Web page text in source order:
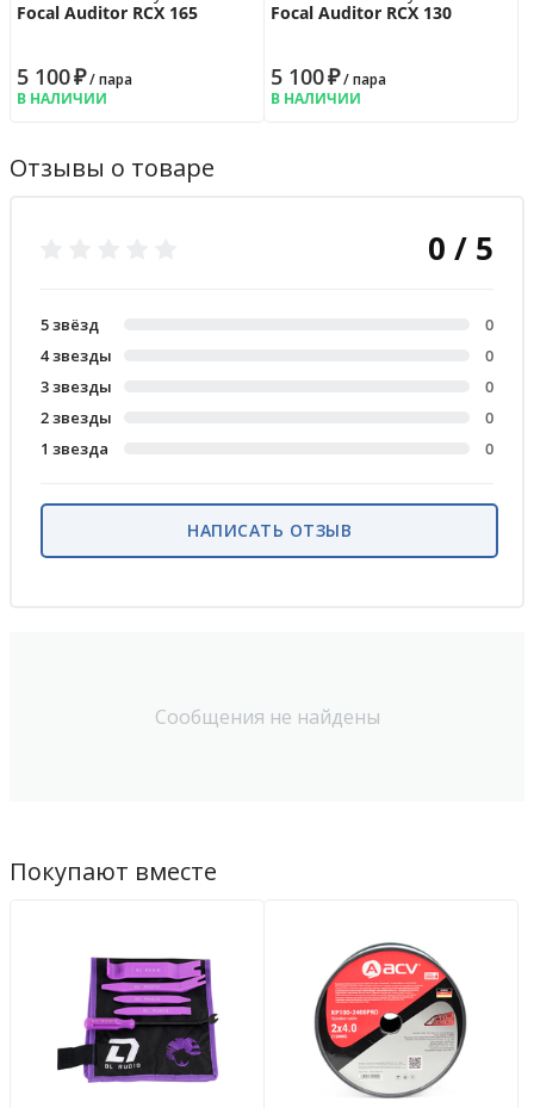
Focal Auditor RCX 165
5 100₽/ пара
В НАЛИЧИИ
Focal Auditor RCX 130
5 100₽/ пара
В НАЛИЧИИ
Отзывы о товаре
Сообщения не найдены
0 / 5
5 звёзд
0
4 звезды
0
3 звезды
0
2 звезды
0
1 звезда
0
НАПИСАТЬ ОТЗЫВ
Покупают вместе